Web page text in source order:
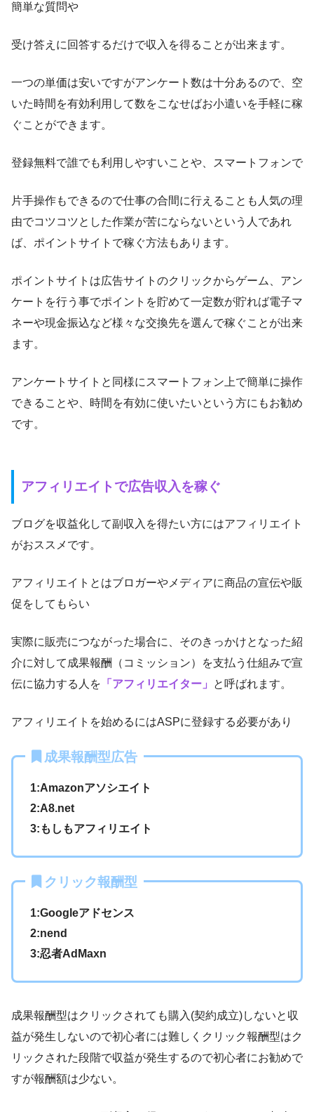
簡単な質問や
受け答えに回答するだけで収入を得ることが出来ます。
一つの単価は安いですがアンケート数は十分あるので、空
いた時間を有効利用して数をこなせばお小遣いを手軽に稼
ぐことができます。
登録無料で誰でも利用しやすいことや、スマートフォンで
片手操作もできるので仕事の合間に行えることも人気の理
由でコツコツとした作業が苦にならないという人であれ
ば、ポイントサイトで稼ぐ方法もあります。
ポイントサイトは広告サイトのクリックからゲーム、アン
ケートを行う事でポイントを貯めて一定数が貯れば電子マ
ネーや現金振込など様々な交換先を選んで稼ぐことが出来
ます。
アンケートサイトと同様にスマートフォン上で簡単に操作
できることや、時間を有効に使いたいという方にもお勧め
です。
アフィリエイトで広告収入 を稼ぐ
ブログを収益化して副収入を得たい方にはアフィリエイト
がおススメです。
アフィリエイトとはブロガーやメディアに商品の宣伝や販
促をしてもらい
実際に販売につながった場合に、そのきっかけとなった紹
介に対して成果報酬（コミッション）を支払う仕組みで宣
伝に協力する人を 「アフィリエイター」 と呼ばれます。
アフィリエイトを始めるにはASPに登録する必要があり
成果報酬型広告
1:Amazonアソシエイト
2:A8.net
3:もしもアフィリエイト
クリック報酬型
1:Googleアドセンス
2:nend
3:忍者AdMaxn
成果報酬型はクリックされても購入(契約成立)しないと収
益が発生しないので初心者には難しくクリック報酬型はク
リックされた段階で収益が発生するので初心者にお勧めで
すが報酬額は少ない。